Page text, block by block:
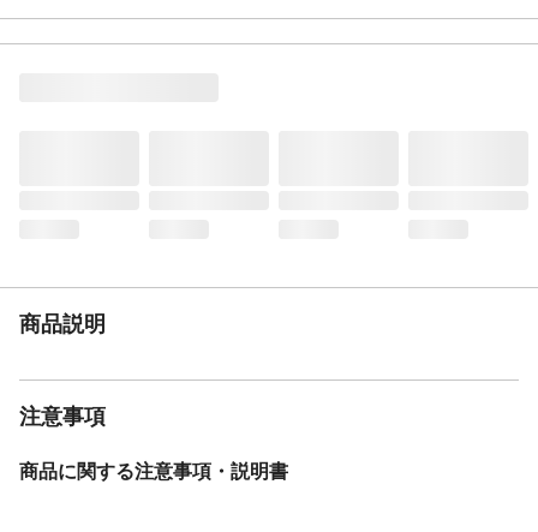
重さ
100.000G
商品説明
注意事項
商品に関する注意事項・説明書